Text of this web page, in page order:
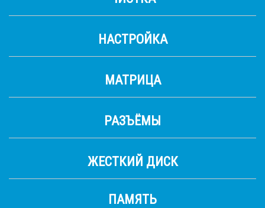
НАСТРОЙКА
МАТРИЦА
РАЗЪЁМЫ
ЖЕСТКИЙ ДИСК
ПАМЯТЬ